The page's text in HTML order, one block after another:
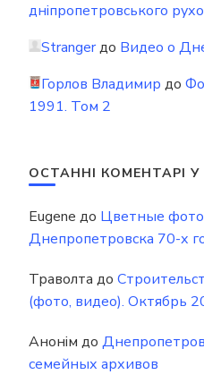
дніпропетровського
Strangerдо Видео о
Горлов Владимир до
1991. Том 2
ОСТАННІ КОМЕНТАРІ У
Eugene до Цветные
Днепропетровска 70-х
Траволта до
(фото, видео). Октябрь
Анонім до
семейных архивов